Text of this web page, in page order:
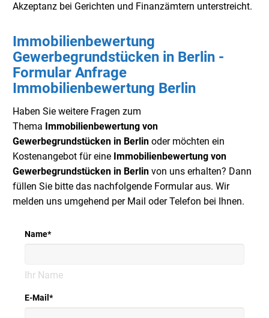
Akzeptanz bei Gerichten und Finanzämtern unterstreicht.
Immobilienbewertung
Gewerbegrundstücken in Berlin -
Formular Anfrage
Immobilienbewertung Berlin
Haben Sie weitere Fragen zum
Thema Immobilienbewertung von
Gewerbegrundstücken in Berlin oder möchten ein
Kostenangebot für eine Immobilienbewertung von
Gewerbegrundstücken in Berlin von uns erhalten? Dann
füllen Sie bitte das nachfolgende Formular aus. Wir
melden uns umgehend per Mail oder Telefon bei Ihnen.
Name*
Ihr Name
E-Mail *